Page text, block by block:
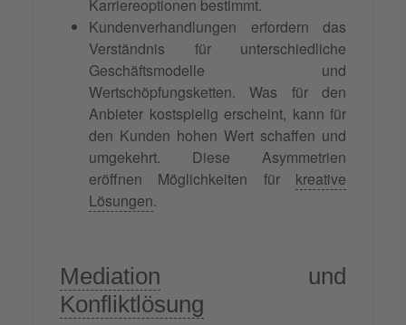
Karriereoptionen bestimmt.
Kundenverhandlungen erfordern das
Verständnis für unterschiedliche
Geschäftsmodelle und
Wertschöpfungsketten. Was für den
Anbieter kostspielig erscheint, kann für
den Kunden hohen Wert schaffen und
umgekehrt. Diese Asymmetrien
eröffnen Möglichkeiten für kreative
Lösungen.
Mediation und
Konfliktlösung